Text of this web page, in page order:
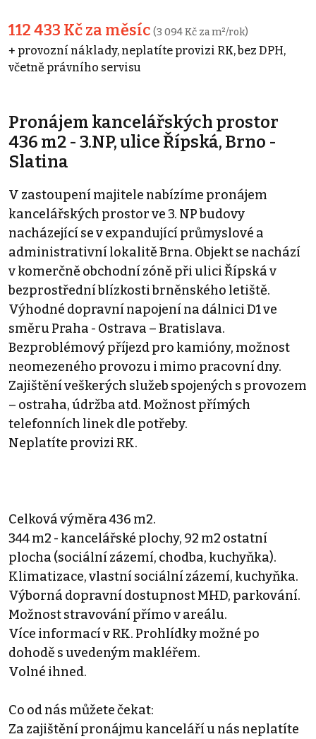
112 433 Kč za měsíc (3 094 Kč za m²/rok)
+ provozní náklady, neplatíte provizi RK, bez DPH,
včetně právního servisu
Pronájem kancelářských prostor
436 m2 - 3.NP, ulice Řípská, Brno -
Slatina
V zastoupení majitele nabízíme pronájem
kancelářských prostor ve 3. NP budovy
nacházející se v expandující průmyslové a
administrativní lokalitě Brna. Objekt se nachází
v komerčně obchodní zóně při ulici Řípská v
bezprostřední blízkosti brněnského letiště.
Výhodné dopravní napojení na dálnici D1 ve
směru Praha - Ostrava – Bratislava.
Bezproblémový příjezd pro kamióny, možnost
neomezeného provozu i mimo pracovní dny.
Zajištění veškerých služeb spojených s provozem
– ostraha, údržba atd. Možnost přímých
telefonních linek dle potřeby.
Neplatíte provizi RK.
Celková výměra 436 m2.
344 m2 - kancelářské plochy, 92 m2 ostatní
plocha (sociální zázemí, chodba, kuchyňka).
Klimatizace, vlastní sociální zázemí, kuchyňka.
Výborná dopravní dostupnost MHD, parkování.
Možnost stravování přímo v areálu.
Více informací v RK. Prohlídky možné po
dohodě s uvedeným makléřem.
Volné ihned.
Co od nás můžete čekat:
Za zajištění pronájmu kanceláří u nás neplatíte